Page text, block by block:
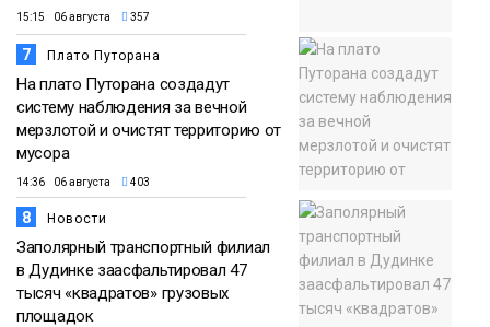
15:15 06 августа 357
7 Плато Путорана
На плато Путорана создадут
систему наблюдения за вечной
мерзлотой и очистят территорию от
мусора
14:36 06 августа 403
8 Новости
Заполярный транспортный филиал
в Дудинке заасфальтировал 47
тысяч «квадратов» грузовых
площадок